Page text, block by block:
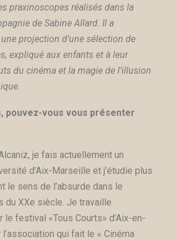
praxinoscopes réalisés dans la
de Sabine Allard. Il a
projection d’une sélection de
expliqué aux enfants et à leur
du cinéma et la magie de l’illusion
pouvez-vous vous présenter
je fais actuellement un
d’Aix-Marseille et j’étudie plus
le sens de l’absurde dans le
du XXe siècle. Je travaille
le festival «Tous Courts» d’Aix-en-
qui fait le « Cinéma